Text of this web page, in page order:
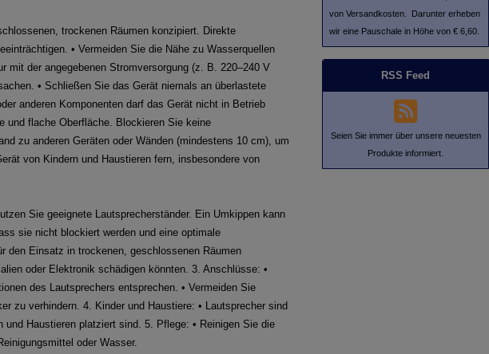
trockenen Räumen konzipiert. Direkte
• Vermeiden Sie die Nähe zu Wasserquellen
mit der angegebenen Stromversorgung (z. B. 220–240 V
• Schließen Sie das Gerät niemals an überlastete
anderen Komponenten darf das Gerät nicht in Betrieb
und flache Oberfläche. Blockieren Sie keine
zu anderen Geräten oder Wänden (mindestens 10 cm), um
von Kindern und Haustieren fern, insbesondere von
Sie geeignete Lautsprecherständer. Ein Umkippen kann
sie nicht blockiert werden und eine optimale
den Einsatz in trockenen, geschlossenen Räumen
oder Elektronik schädigen könnten. 3. Anschlüsse: •
des Lautsprechers entsprechen. • Vermeiden Sie
zu verhindern. 4. Kinder und Haustiere: • Lautsprecher sind
Haustieren platziert sind. 5. Pflege: • Reinigen Sie die
oder Wasser.
von Versandkosten. Darunter erheben
wir eine Pauschale in Höhe von € 6,60.
RSS Feed
Seien Sie immer über unsere neuesten
Produkte informiert.